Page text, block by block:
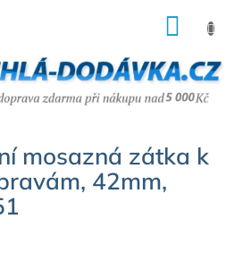
mosazná zátka k
42mm,